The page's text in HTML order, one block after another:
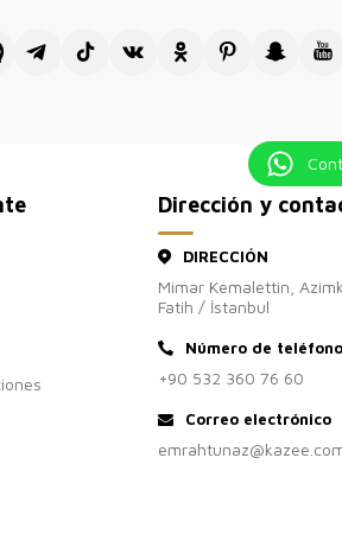
Dirección y
DIRECCIÓN
Mimar Kemalettin,
Fatih / İstanbul
Número de teléfono
+90 532 360 76 60
Correo electrónico